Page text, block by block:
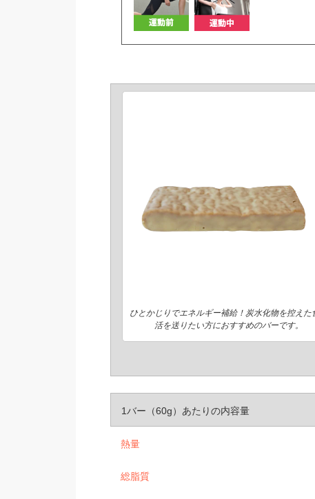
ひとかじりでエネルギー補給！炭水化物を控えた
活を送りたい方におすすめのバーです。
1バー（60g）あたりの内容量
熱量
総脂質